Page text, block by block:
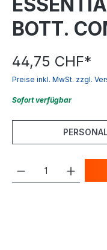
BOTT.
44,75 CHF*
Preise inkl. MwSt. zzgl.
Sofort verfügbar